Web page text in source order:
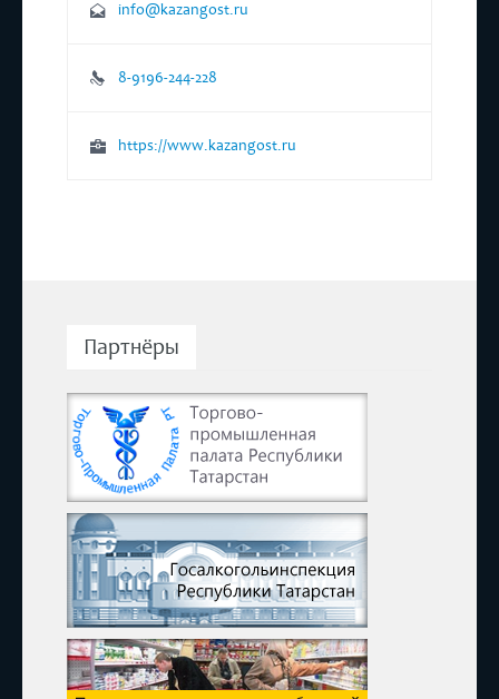
info@kazangost.ru
8-9196-244-228
https://www.kazangost.ru
Партнёры